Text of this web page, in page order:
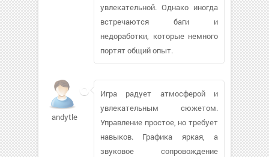
увлекательной. Однако иногда
встречаются баги и
недоработки, которые немного
портят общий опыт.
andytlees
Игра радует атмосферой и
увлекательным сюжетом.
Управление простое, но требует
навыков. Графика яркая, а
звуковое сопровождение